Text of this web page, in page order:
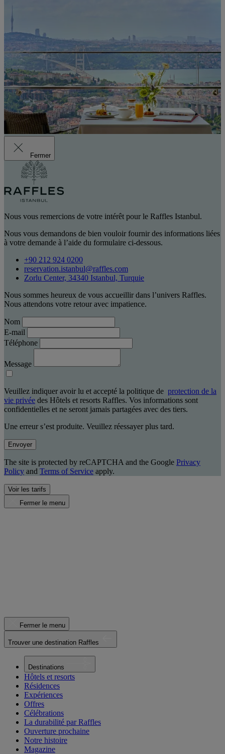
Fermer
Nous vous remercions de votre intérêt pour le Raffles Istanbul.
Nous vous demandons de bien vouloir fournir des informations liées
à votre demande à l’aide du formulaire ci-dessous.
+90 212 924 0200
reservation.istanbul@raffles.com
Zorlu Center, 34340 Istanbul, Turquie
Nous sommes heureux de vous accueillir dans l’univers Raffles.
Nous attendons votre retour avec impatience.
Nom
E-mail
Téléphone
Message
Veuillez indiquer avoir lu et accepté la politique de protection de la
vie privée des Hôtels et resorts Raffles. Vos informations sont
confidentielles et ne seront jamais partagées avec des tiers.
Une erreur s’est produite. Veuillez réessayer plus tard.
Envoyer
The site is protected by reCAPTCHA and the Google Privacy
Policy and Terms of Service apply.
Voir les tarifs
Fermer le menu
Fermer le menu
Trouver une destination Raffles
Destinations
Hôtels et resorts
Résidences
Expériences
Offres
Célébrations
La durabilité par Raffles
Ouverture prochaine
Notre histoire
Magazine